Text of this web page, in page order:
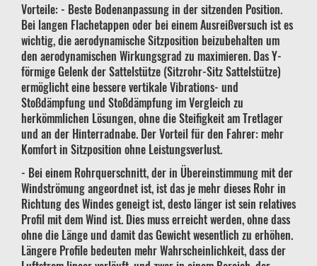
Vorteile: - Beste Bodenanpassung in der sitzenden Position.
Bei langen Flachetappen oder bei einem Ausreißversuch ist es
wichtig, die aerodynamische Sitzposition beizubehalten um
den aerodynamischen Wirkungsgrad zu maximieren. Das Y-
förmige Gelenk der Sattelstütze (Sitzrohr-Sitz Sattelstütze)
ermöglicht eine bessere vertikale Vibrations- und
Stoßdämpfung und Stoßdämpfung im Vergleich zu
herkömmlichen Lösungen, ohne die Steifigkeit am Tretlager
und an der Hinterradnabe. Der Vorteil für den Fahrer: mehr
Komfort in Sitzposition ohne Leistungsverlust.
- Bei einem Rohrquerschnitt, der in Übereinstimmung mit der
Windströmung angeordnet ist, ist das je mehr dieses Rohr in
Richtung des Windes geneigt ist, desto länger ist sein relatives
Profil mit dem Wind ist. Dies muss erreicht werden, ohne dass
ohne die Länge und damit das Gewicht wesentlich zu erhöhen.
Längere Profile bedeuten mehr Wahrscheinlichkeit, dass der